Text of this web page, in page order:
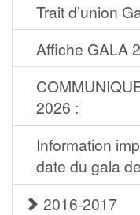
Trait d’union
Affiche GALA
2026 :
Information
date du gala
2016-2017